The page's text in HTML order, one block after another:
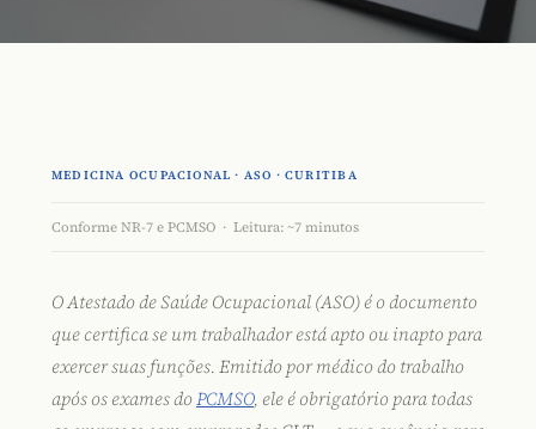
MEDICINA OCUPACIONAL · ASO · CURITIBA
Conforme NR-7 e PCMSO · Leitura: ~7 minutos
OAtestado de Saúde Ocupacional (ASO)é o documento
que certifica se um trabalhador está apto ou inapto para
exercer suas funções. Emitido por médico do trabalho
após os exames doPCMSO, ele é obrigatório para todas